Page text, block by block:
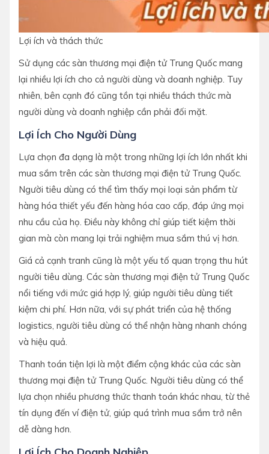
Lợi ích và thách thức
Sử dụng các sàn thương mại điện tử Trung Quốc mang
lại nhiều lợi ích cho cả người dùng và doanh nghiệp. Tuy
nhiên, bên cạnh đó cũng tồn tại nhiều thách thức mà
người dùng và doanh nghiệp cần phải đối mặt.
Lợi Ích Cho Người Dùng
Lựa chọn đa dạng là một trong những lợi ích lớn nhất khi
mua sắm trên các sàn thương mại điện tử Trung Quốc.
Người tiêu dùng có thể tìm thấy mọi loại sản phẩm từ
hàng hóa thiết yếu đến hàng hóa cao cấp, đáp ứng mọi
nhu cầu của họ. Điều này không chỉ giúp tiết kiệm thời
gian mà còn mang lại trải nghiệm mua sắm thú vị hơn.
Giá cả cạnh tranh cũng là một yếu tố quan trọng thu hút
người tiêu dùng. Các sàn thương mại điện tử Trung Quốc
nổi tiếng với mức giá hợp lý, giúp người tiêu dùng tiết
kiệm chi phí. Hơn nữa, với sự phát triển của hệ thống
logistics, người tiêu dùng có thể nhận hàng nhanh chóng
và hiệu quả.
Thanh toán tiện lợi là một điểm cộng khác của các sàn
thương mại điện tử Trung Quốc. Người tiêu dùng có thể
lựa chọn nhiều phương thức thanh toán khác nhau, từ thẻ
tín dụng đến ví điện tử, giúp quá trình mua sắm trở nên
dễ dàng hơn.